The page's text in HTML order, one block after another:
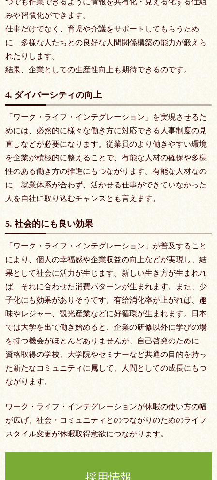
つでも作業できるように情報を共有化・見える化する仕組
みや習慣化ができます。
仕事だけでなく、育児や介護をサポートしてもらうため
に、多様な人たちとの良好な人間関係構築の能力が鍛えら
れたりします。
結果、企業としての生産性向上も期待できるのです。
4. ダイバーシティの向上
「ワーク・ライフ・インテグレーション」を実現させるた
めには、必然的に様々な働き方に対応できる人事制度の見
直しなどが必要になります。従業員のより働きやすい環境
を企業が積極的に整えることで、有能な人材の確保や多様
性のある働き方の推進にもつながります。有能な人材なの
に、就業体系が合わず、活かせる仕事ができていなかった
人を自社に取り込むチャンスとも言えます。
5. 社会的にも良い効果
「ワーク・ライフ・インテグレーション」が普及すること
により、個人の幸福感や企業収益の向上などが実現し、結
果として社会に活力が生じます。新しい生き方が生まれれ
ば、それに合わせた消費パターンが生まれます。また、少
子化にも効果がありそうです。有給消化率が上がれば、趣
味やレジャー、観光産業などに好循環が生まれます。日本
では大学を出て働き始めると、企業の研修以外に学びの場
を持つ機会がほとんどありませんが、自己啓発のために、
資格取得の学校、大学院やセミナーなど共通の目的を持っ
た新たなコミュニティに属して、人間としての成長にもつ
ながります。
ワーク・ライフ・インテグレーションが休暇の使い方の幅
が広げ、社会・コミュニティとのつながりのためのライフ
スタイル変更が休暇取得意欲につながります。